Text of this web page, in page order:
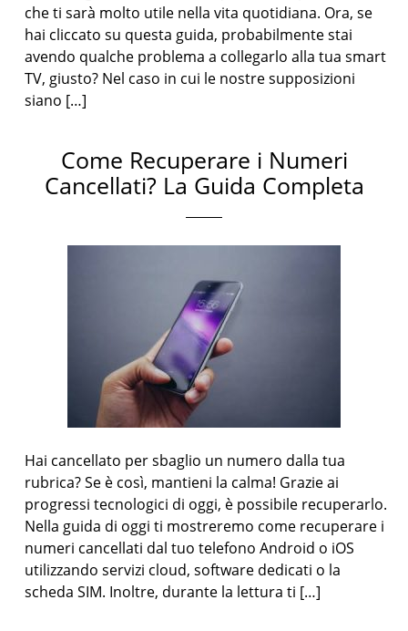
che ti sarà molto utile nella vita quotidiana. Ora, se
hai cliccato su questa guida, probabilmente stai
avendo qualche problema a collegarlo alla tua smart
TV, giusto? Nel caso in cui le nostre supposizioni
siano […]
Come Recuperare i Numeri
Cancellati? La Guida Completa
Hai cancellato per sbaglio un numero dalla tua
rubrica? Se è così, mantieni la calma! Grazie ai
progressi tecnologici di oggi, è possibile recuperarlo.
Nella guida di oggi ti mostreremo come recuperare i
numeri cancellati dal tuo telefono Android o iOS
utilizzando servizi cloud, software dedicati o la
scheda SIM. Inoltre, durante la lettura ti […]